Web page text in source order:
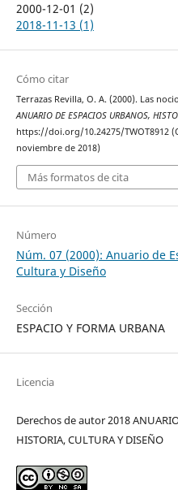
2000-12-01 (2)
2018-11-13 (1)
Cómo citar
Terrazas Revilla, O. A. (2000). Las
ANUARIO DE ESPACIOS URBANOS,
https://doi.org/10.24275/TWOT8912
noviembre de 2018)
Más formatos de cita
Número
Núm. 07 (2000): Anuario de
Cultura y Diseño
Sección
ESPACIO Y FORMA URBANA
Licencia
Derechos de autor 2018
HISTORIA, CULTURA Y DISEÑO